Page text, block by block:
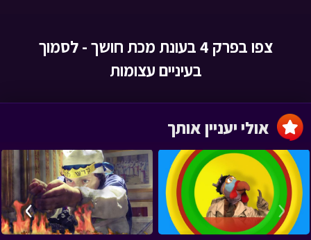
צפו בפרק 4 בעונת מכת חושך - לסמוך
בעיניים עצומות
‹
›